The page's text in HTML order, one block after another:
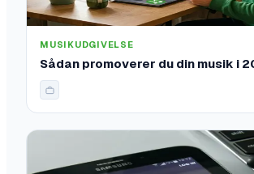
MUSIKUDGIVELSE
Sådan promoverer du din musik i